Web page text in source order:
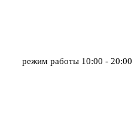
режим работы 10:00 - 20:00